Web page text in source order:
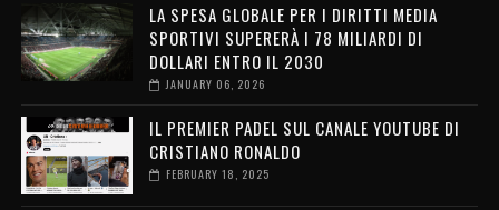
LA SPESA GLOBALE PER I DIRITTI MEDIA
SPORTIVI SUPERERÀ I 78 MILIARDI DI
DOLLARI ENTRO IL 2030
JANUARY 06, 2026
IL PREMIER PADEL SUL CANALE YOUTUBE DI
CRISTIANO RONALDO
FEBRUARY 18, 2025